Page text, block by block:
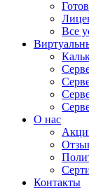
Все
О нас
Контакты